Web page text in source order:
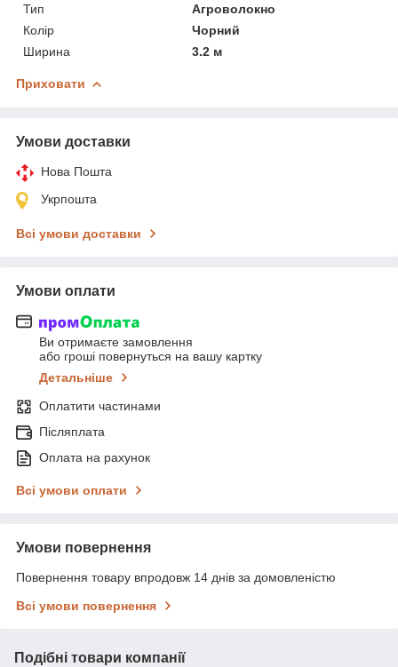
Тип
Агроволокно
Колір
Чорний
Ширина
3.2 м
Приховати
Умови доставки
Нова Пошта
Укрпошта
Всі умови доставки
Умови оплати
Ви отримаєте замовлення
або гроші повернуться на вашу картку
Детальніше
Оплатити частинами
Післяплата
Оплата на рахунок
Всі умови оплати
Умови повернення
Повернення товару впродовж 14 днів за домовленістю
Всі умови повернення
Подібні товари компанії